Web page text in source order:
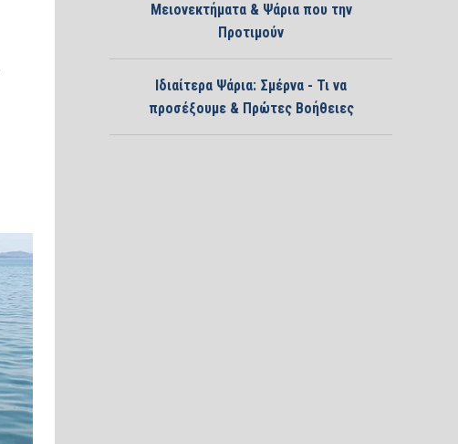
Μειονεκτήματα & Ψάρια που την
Προτιμούν
Ιδιαίτερα Ψάρια: Σμέρνα - Τι να
προσέξουμε & Πρώτες Βοήθειες